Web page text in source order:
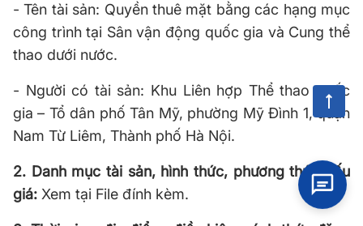
- Tên tài sản: Quyền thuê mặt bằng các hạng mục
công trình tại Sân vận động quốc gia và Cung thể
thao dưới nước.
- Người có tài sản: Khu Liên hợp Thể thao quốc
gia – Tổ dân phố Tân Mỹ, phường Mỹ Đình 1, quận
Nam Từ Liêm, Thành phố Hà Nội.
2. Danh mục tài sản, hình thức, phương thức đấu
giá: Xem tại File đính kèm.